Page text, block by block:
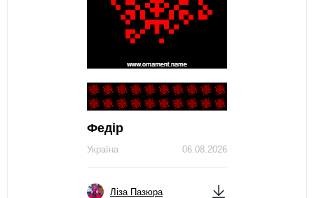
Федір
06.08.2026
Україна
Ліза Пазюра